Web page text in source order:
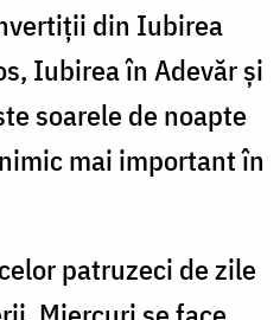
din Iubirea
Iubirea în Adevăr și
soarele de noapte
mai important în
patruzeci de zile